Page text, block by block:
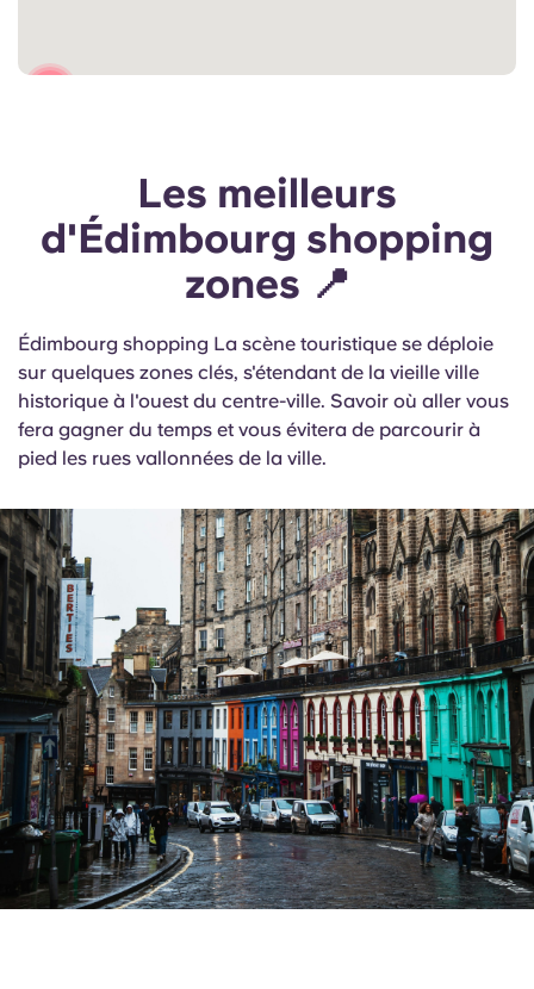
Les meilleurs
d'Édimbourg shopping
zones 📍
Édimbourg shopping La scène touristique se déploie
sur quelques zones clés, s'étendant de la vieille ville
historique à l'ouest du centre-ville. Savoir où aller vous
fera gagner du temps et vous évitera de parcourir à
pied les rues vallonnées de la ville.